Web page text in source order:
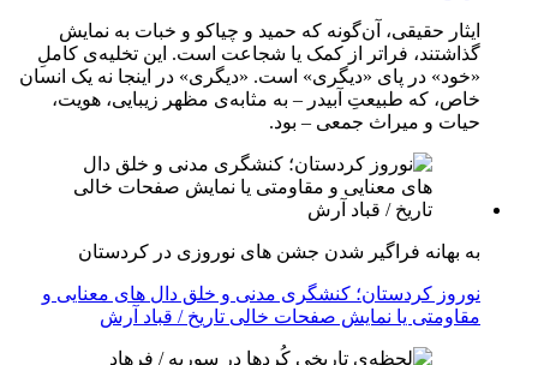
ایثار حقیقی، آن‌گونه که حمید و چیاکو و خبات به نمایش
گذاشتند، فراتر از کمک یا شجاعت است. این تخلیه‌ی کاملِ
«خود» در پای «دیگری» است. «دیگری» در اینجا نه یک انسان
خاص، که طبیعتِ آبیدر – به مثابه‌ی مظهر زیبایی، هویت،
حیات و میراث جمعی – بود.
به بهانه فراگیر شدن جشن های نوروزی در کردستان
نوروز کردستان؛ کنشگری مدنی و خلق دال های معنایی و
مقاومتی یا نمایش صفحات خالی تاریخ / قباد آرش